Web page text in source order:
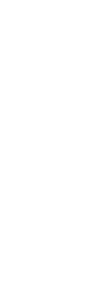
慶應
博士